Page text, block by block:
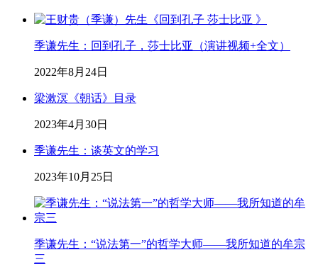
季谦先生：回到孔子，莎士比亚（演讲视频+全文）
2022年8月24日
梁漱溟《朝话》目录
2023年4月30日
季谦先生：谈英文的学习
2023年10月25日
季谦先生：“说法第一”的哲学大师——我所知道的牟宗
三